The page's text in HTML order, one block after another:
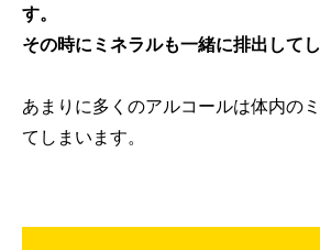
す。
その時にミネラルも一緒に排出してし
あまりに多くのアルコールは体内の
てしまいます。